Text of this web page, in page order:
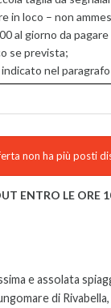
in loco – non
al giorno da pagare
se prevista;
nel paragrafo
non ha più posti
ENTRO LE ORE
e assolata
di